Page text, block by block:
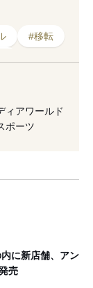
#移転
#新店舗
ィアワールド
ポーツ
に新店舗、アン
売